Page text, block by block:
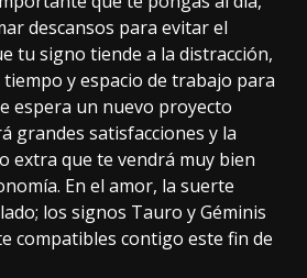
descansos para evitar el
tu signo tiende a la distracción,
y espacio de trabajo para
espera un nuevo proyecto
grandes satisfacciones y la
extra que te vendrá muy bien
En el amor, la suerte
los signos Tauro y Géminis
compatibles contigo este fin de